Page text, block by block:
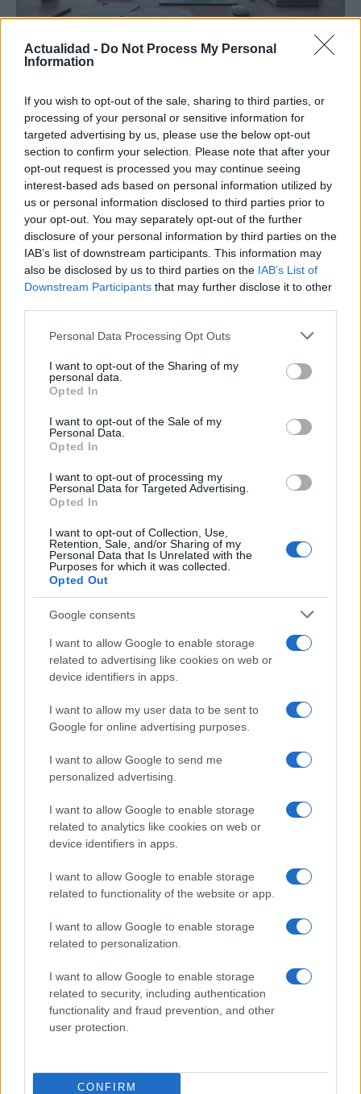
Actualidad - Do Not Process My Personal
Information
If you wish to opt-out of the sale, sharing to third parties, or
processing of your personal or sensitive information for
targeted advertising by us, please use the below opt-out
section to confirm your selection. Please note that after your
opt-out request is processed you may continue seeing
interest-based ads based on personal information utilized by
us or personal information disclosed to third parties prior to
your opt-out. You may separately opt-out of the further
disclosure of your personal information by third parties on the
IAB’s list of downstream participants. This information may
also be disclosed by us to third parties on the IAB’s List of
Downstream Participants that may further disclose it to other
Please note that this website/app uses one or more Google
not limited to your visit or usage behaviour. You may click to
grant or deny consent to Google and its third-party tags to
use your data for below specified purposes in below Google
consent section.
Personal Data Processing Opt Outs
I want to opt-out of the Sharing of my
personal data.
Opted In
I want to opt-out of the Sale of my
Personal Data.
Opted In
I want to opt-out of processing my
Personal Data for Targeted Advertising.
Opted In
I want to opt-out of Collection, Use,
Retention, Sale, and/or Sharing of my
Personal Data that Is Unrelated with the
Purposes for which it was collected.
Opted Out
Google consents
I want to allow Google to enable storage
related to advertising like cookies on web or
device identifiers in apps.
I want to allow my user data to be sent to
Google for online advertising purposes.
I want to allow Google to send me
personalized advertising.
I want to allow Google to enable storage
related to analytics like cookies on web or
device identifiers in apps.
I want to allow Google to enable storage
related to functionality of the website or app.
I want to allow Google to enable storage
related to personalization.
I want to allow Google to enable storage
related to security, including authentication
functionality and fraud prevention, and other
user protection.
CONFIRM
Amparo Moraleda asume la
La trayectoria de Moraleda promete un nuevo rumbo…
CRÓNICA
desvelan el informe forense
CRÓNICA
Curso de verano de la Universidad de La
Rioja finaliza con celebración
La Universidad de La Rioja despidió a 60…
Tragedia en Santa Susanna: un bombero
fallece durante un incendio en un hotel
Un bombero de la Generalitat pierde la vida…